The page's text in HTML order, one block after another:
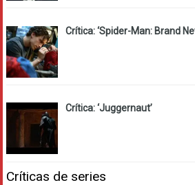
Crítica: ‘Spider-Man: Brand
Crítica: ‘Juggernaut’
Críticas de series